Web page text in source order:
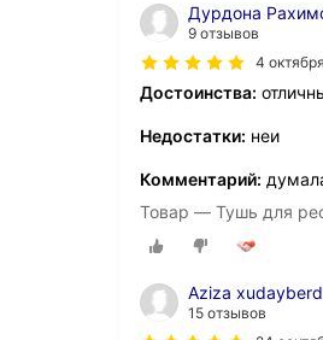
Дурдона
9 отзывов
4
Достоинства:
Недостатки: неи
Комментарий:
Товар — Тушь для
Aziza
15 отзывов